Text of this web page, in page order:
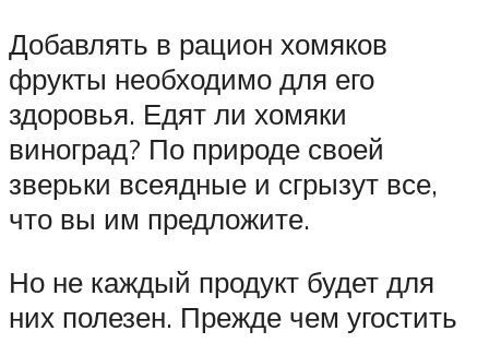
Добавлять в рацион хомяков
фрукты необходимо для его
здоровья. Едят ли хомяки
виноград? По природе своей
зверьки всеядные и сгрызут все,
что вы им предложите.
Но не каждый продукт будет для
них полезен. Прежде чем угостить